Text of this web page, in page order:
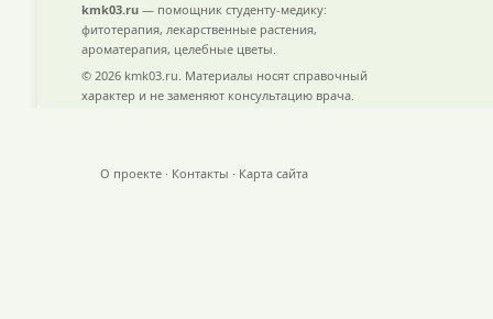
kmk03.ru — помощник студенту-медику:
фитотерапия, лекарственные растения,
ароматерапия, целебные цветы.
© 2026 kmk03.ru. Материалы носят справочный
характер и не заменяют консультацию врача.
О проекте · Контакты · Карта сайта